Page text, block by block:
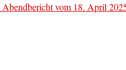
vom 18. April